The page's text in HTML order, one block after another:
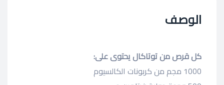
الوصف
كل قرص من توتاكال يحتوى على:
1000 مجم من كربونات الكالسيوم